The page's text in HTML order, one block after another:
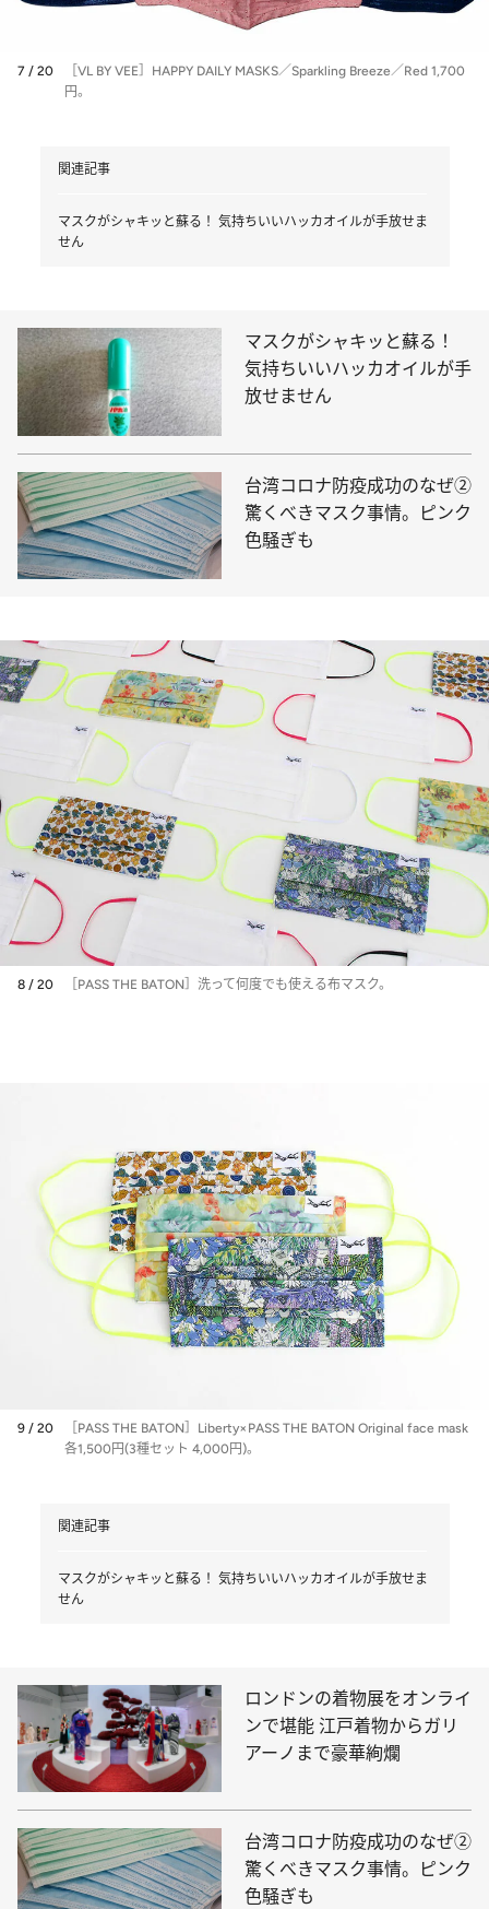
7 / 20
［VL BY VEE］HAPPY DAILY MASKS／Sparkling Breeze／Red 1,700
円。
関連記事
マスクがシャキッと蘇る！ 気持ちいいハッカオイルが手放せま
せん
マスクがシャキッと蘇る！
気持ちいいハッカオイルが手
放せません
台湾コロナ防疫成功のなぜ②
驚くべきマスク事情。ピンク
色騒ぎも
8 / 20 ［PASS THE BATON］洗って何度でも使える布マスク。
9 / 20
［PASS THE BATON］Liberty×PASS THE BATON Original face mask
各1,500円(3種セット 4,000円)。
関連記事
マスクがシャキッと蘇る！ 気持ちいいハッカオイルが手放せま
せん
ロンドンの着物展をオンライ
ンで堪能 江戸着物からガリ
アーノまで豪華絢爛
台湾コロナ防疫成功のなぜ②
驚くべきマスク事情。ピンク
色騒ぎも